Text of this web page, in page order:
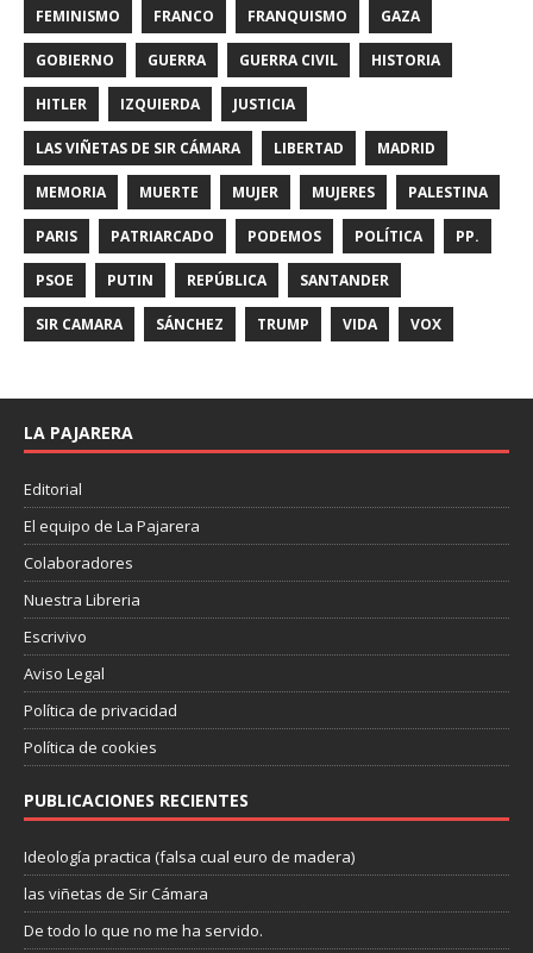
FEMINISMO FRANCO FRANQUISMO GAZA
GOBIERNO GUERRA GUERRA CIVIL HISTORIA
HITLER IZQUIERDA JUSTICIA
LAS VIÑETAS DE SIR CÁMARA LIBERTAD MADRID
MEMORIA MUERTE MUJER MUJERES PALESTINA
PARIS PATRIARCADO PODEMOS POLÍTICA PP.
PSOE PUTIN REPÚBLICA SANTANDER
SIR CAMARA SÁNCHEZ TRUMP VIDA VOX
LA PAJARERA
Editorial
El equipo de La Pajarera
Colaboradores
Nuestra Libreria
Escrivivo
Aviso Legal
Política de privacidad
Política de cookies
PUBLICACIONES RECIENTES
Ideología practica (falsa cual euro de madera)
las viñetas de Sir Cámara
De todo lo que no me ha servido.